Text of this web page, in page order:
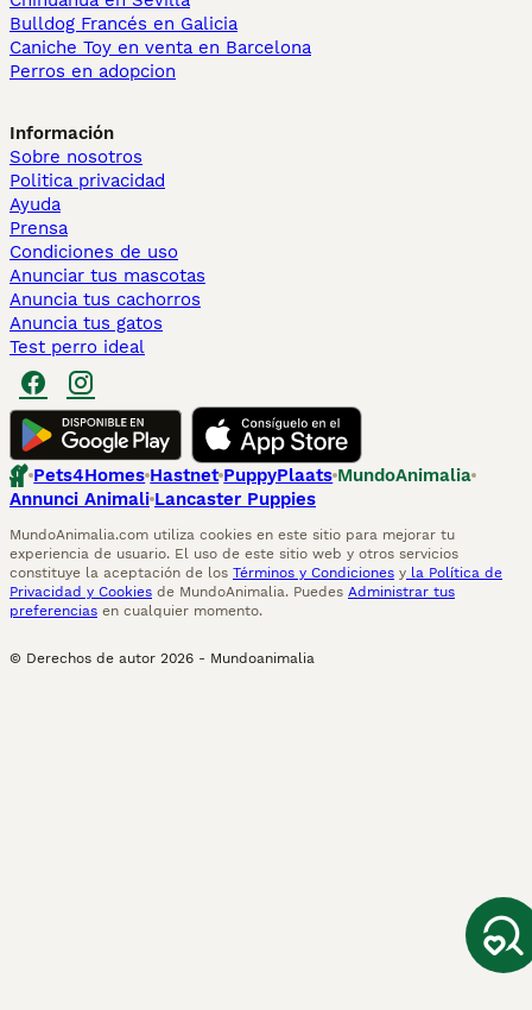
Bulldog Francés en Galicia
Caniche Toy en venta en Barcelona
Perros en adopcion
Información
Sobre nosotros
Politica privacidad
Ayuda
Prensa
Condiciones de uso
Anunciar tus mascotas
Anuncia tus cachorros
Anuncia tus gatos
Test perro ideal
Pets4Homes Hastnet PuppyPlaats MundoAnimalia
Annunci Animali Lancaster Puppies
MundoAnimalia.com utiliza cookies en este sitio para mejorar tu
experiencia de usuario. El uso de este sitio web y otros servicios
constituye la aceptación de los Términos y Condiciones y la Política de
Privacidad y Cookies de MundoAnimalia. Puedes Administrar tus
preferencias en cualquier momento.
© Derechos de autor 2026 - Mundoanimalia